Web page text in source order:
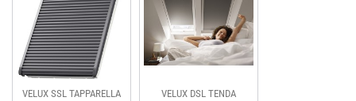
VELUX SSL TAPPARELLA
VELUX DSL TENDA